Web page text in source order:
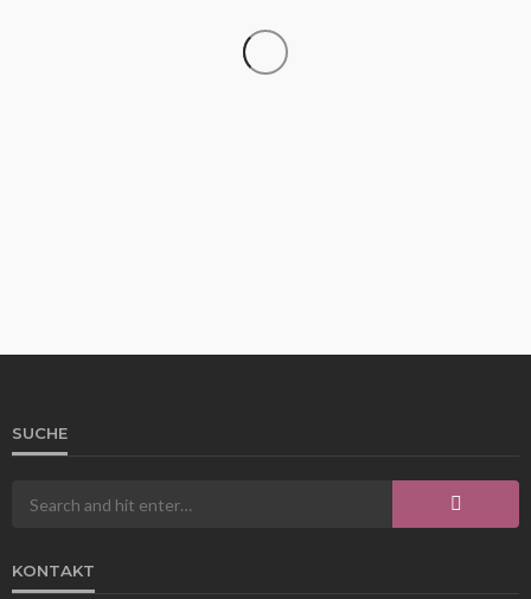
WISSEN
SUCHE
KONTAKT